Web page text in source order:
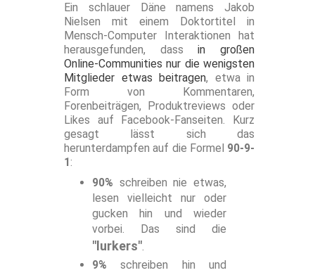
Ein schlauer Däne namens Jakob
Nielsen mit einem Doktortitel in
Mensch-Computer Interaktionen hat
herausgefunden, dassin großen
Online-Communities nur die wenigsten
Mitglieder etwas beitragen, etwa in
Form von Kommentaren,
Forenbeiträgen, Produktreviews oder
Likes auf Facebook-Fanseiten. Kurz
gesagt lässt sich das
herunterdampfen auf die Formel 90-9-
1:
90% schreiben nie etwas,
lesen vielleicht nur oder
gucken hin und wieder
vorbei. Das sind die
"lurkers".
9% schreiben hin und